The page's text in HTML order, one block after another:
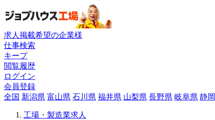
求人掲載希望の企業様
仕事検索
キープ
閲覧履歴
ログイン
会員登録
全国 新潟県 富山県 石川県 福井県 山梨県 長野県 岐阜県 静
工場・製造業求人